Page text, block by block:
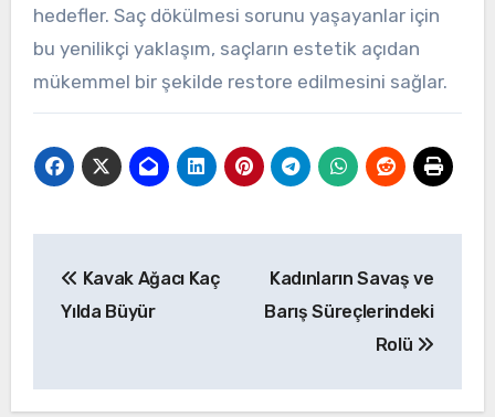
hedefler. Saç dökülmesi sorunu yaşayanlar için
bu yenilikçi yaklaşım, saçların estetik açıdan
mükemmel bir şekilde restore edilmesini sağlar.
gezinmesi
Kavak Ağacı Kaç
Yılda Büyür
Kadınların Savaş ve
Barış Süreçlerindeki
Rolü